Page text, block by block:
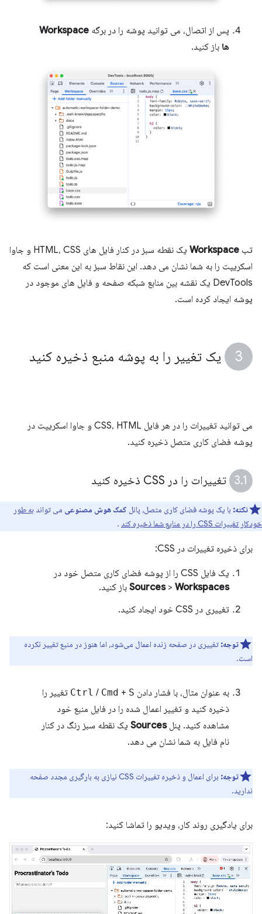
پس از اتصال، می توانید پوشه را در برگه Workspace
ها باز کنید.
تب Workspace
یک نقطه سبز در کنار فایل های HTML، CSS و جاوا
اسکریپت را به شما نشان می دهد. این نقاط سبز به این معنی است که
DevTools یک نقشه بین منابع شبکه صفحه و فایل های موجود در
پوشه ایجاد کرده است.
یک تغییر را به پوشه منبع ذخیره کنید
می توانید تغییرات را در هر فایل CSS، HTML و جاوا اسکریپت در
پوشه فضای کاری متصل ذخیره کنید.
تغییرات را در CSS ذخیره کنید
نکته: با یک پوشه فضای کاری متصل، پانل کمک هوش مصنوعی می تواند به طور
خودکار تغییرات CSS را در منابع شما ذخیره کند
.
برای ذخیره تغییرات در CSS:
یک فایل CSS را از پوشه فضای کاری متصل خود در
Sources> Workspaces
باز کنید.
تغییری در CSS خود ایجاد کنید.
توجه: تغییری در صفحه زنده اعمال می‌شود، اما هنوز در منبع تغییر نکرده
است.
به عنوان مثال، با فشار دادن Ctrl / Cmd + S
تغییر را
ذخیره کنید و تغییر اعمال شده را در فایل منبع خود
مشاهده کنید. پنلSources یک نقطه سبز رنگ در کنار
نام فایل به شما نشان می دهد.
توجه:
برای اعمال و ذخیره تغییرات CSS نیازی به بارگیری مجدد صفحه
ندارید.
برای یادگیری روند کار، ویدیو را تماشا کنید: